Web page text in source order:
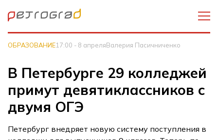
ОБРАЗОВАНИЕ17:00 - 8 апреляВалерия Пасичниченко
В Петербурге 29 колледжей
примут девятиклассников с
двумя ОГЭ
Петербург внедряет новую систему поступления в